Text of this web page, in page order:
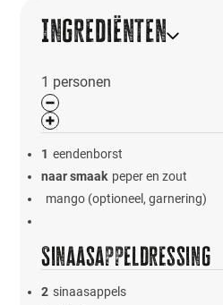
Ingrediënten
1 personen
1 eendenborst
naar smaak peper en zout
mango (optioneel, garnering)
Sinaasappeldressing
2 sinaasappels